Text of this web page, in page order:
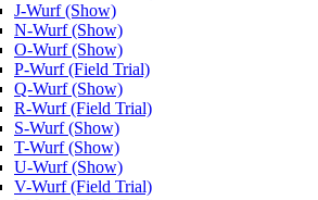
J-Wurf (Show)
N-Wurf (Show)
O-Wurf (Show)
P-Wurf (Field Trial)
Q-Wurf (Show)
R-Wurf (Field Trial)
S-Wurf (Show)
T-Wurf (Show)
U-Wurf (Show)
V-Wurf (Field Trial)